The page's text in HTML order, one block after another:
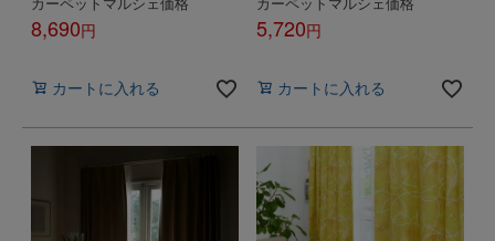
8,690
カートに入れる
5,720
カートに入れる